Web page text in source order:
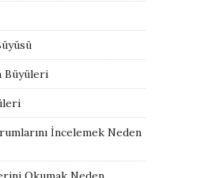
Büyüleri
İncelemek Neden